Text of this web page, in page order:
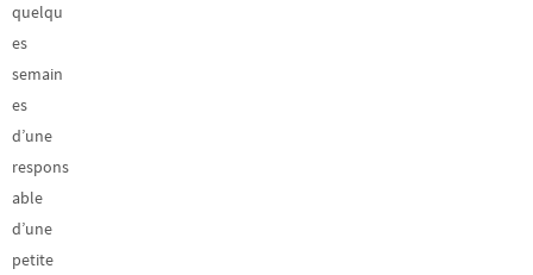
quelqu
es
semain
es
d’une
respons
able
d’une
petite